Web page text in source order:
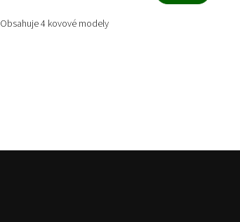
Obsahuje 4 kovové modely